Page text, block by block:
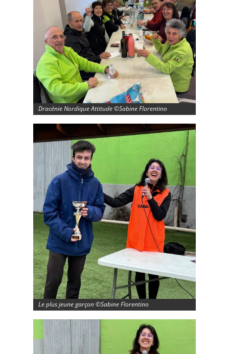
Dracénie Nordique Attitude ©Sabine Florentino
Le plus jeune garçon ©Sabine Florentino